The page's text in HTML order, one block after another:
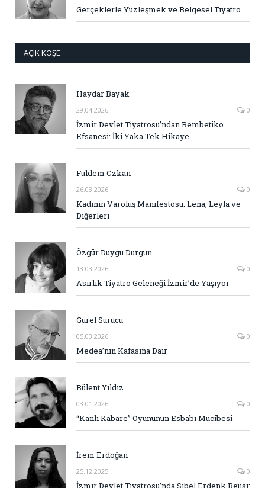
Gerçeklerle Yüzleşmek ve Belgesel Tiyatro
AÇIK KÖŞE
Haydar Bayak
29.04.2026 0
İzmir Devlet Tiyatrosu’ndan Rembetiko
Efsanesi: İki Yaka Tek Hikaye
Fuldem Özkan
26.03.2026 0
Kadının Varoluş Manifestosu: Lena, Leyla ve
Diğerleri
Özgür Duygu Durgun
13.03.2026 0
Asırlık Tiyatro Geleneği İzmir’de Yaşıyor
Gürel Sürücü
05.03.2026 0
Medea’nın Kafasına Dair
Bülent Yıldız
03.01.2026 0
“Kanlı Kabare” Oyununun Esbabı Mucibesi
İrem Erdoğan
25.12.2025 0
İzmir Devlet Tiyatrosu’nda Sibel Erdenk Rejisi: